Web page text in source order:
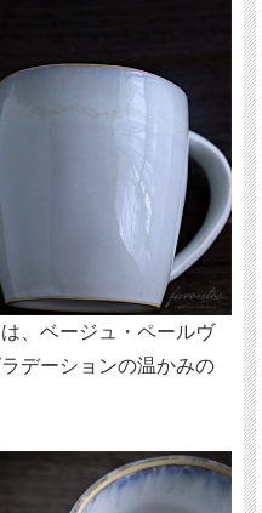
、ベージュ・ペールヴ
デーションの温かみの